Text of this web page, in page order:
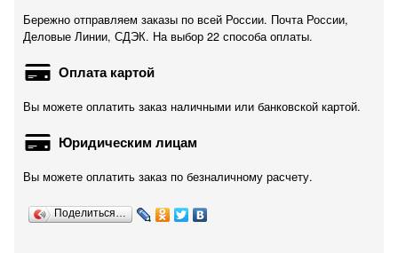
Бережно отправляем заказы по всей России. Почта России,
Деловые Линии, СДЭК. На выбор 22 способа оплаты.
Оплата картой
Вы можете оплатить заказ наличными или банковской картой.
Юридическим лицам
Вы можете оплатить заказ по безналичному расчету.
Поделиться…